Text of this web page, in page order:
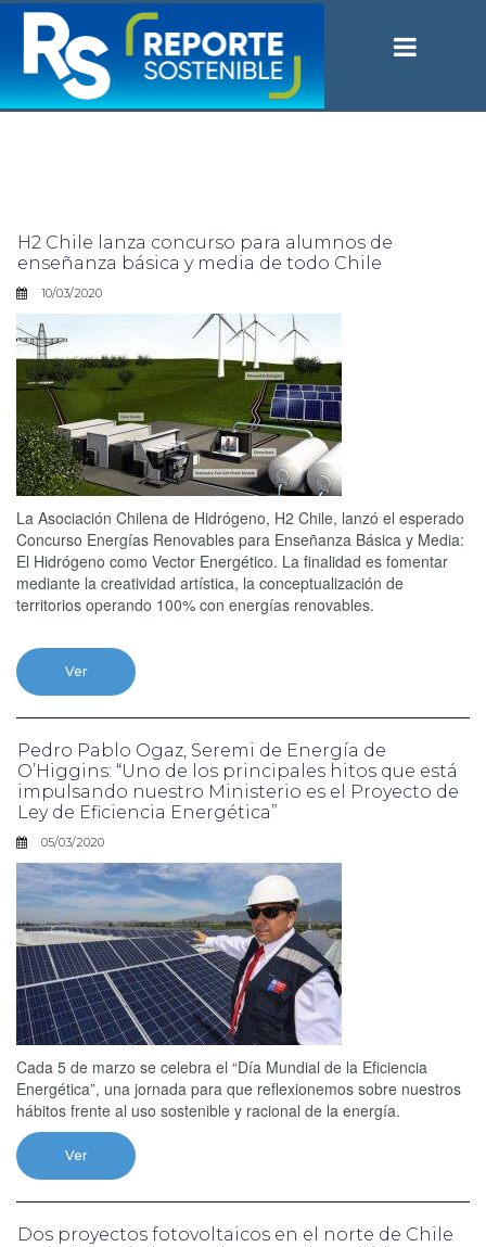
H2 Chile lanza concurso para alumnos de
enseñanza básica y media de todo Chile
10/03/2020
La Asociación Chilena de Hidrógeno, H2 Chile, lanzó el esperado
Concurso Energías Renovables para Enseñanza Básica y Media:
El Hidrógeno como Vector Energético. La finalidad es fomentar
mediante la creatividad artística, la conceptualización de
territorios operando 100% con energías renovables.
Ver
Pedro Pablo Ogaz, Seremi de Energía de
O’Higgins: “Uno de los principales hitos que está
impulsando nuestro Ministerio es el Proyecto de
Ley de Eficiencia Energética”
05/03/2020
Cada 5 de marzo se celebra el “Día Mundial de la Eficiencia
Energética”, una jornada para que reflexionemos sobre nuestros
hábitos frente al uso sostenible y racional de la energía.
Ver
Dos proyectos fotovoltaicos en el norte de Chile